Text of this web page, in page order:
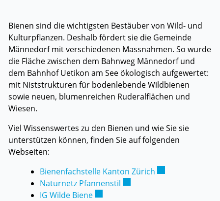
Bienen sind die wichtigsten Bestäuber von Wild- und
Kulturpflanzen. Deshalb fördert sie die Gemeinde
Männedorf mit verschiedenen Massnahmen. So wurde
die Fläche zwischen dem Bahnweg Männedorf und
dem Bahnhof Uetikon am See ökologisch aufgewertet:
mit Niststrukturen für bodenlebende Wildbienen
sowie neuen, blumenreichen Ruderalflächen und
Wiesen.
Viel Wissenswertes zu den Bienen und wie Sie sie
unterstützen können, finden Sie auf folgenden
Webseiten:
Bienenfachstelle Kanton Zürich
Naturnetz Pfannenstil
IG Wilde BieneExterner Link wird in einem